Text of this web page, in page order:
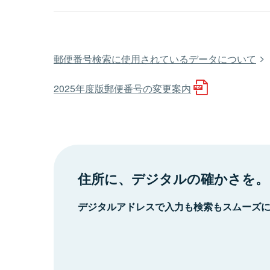
郵便番号検索に使用されているデータについて
2025年度版郵便番号の変更案内
住所に、デジタルの確かさを。
デジタルアドレスで入力も検索もスムーズ